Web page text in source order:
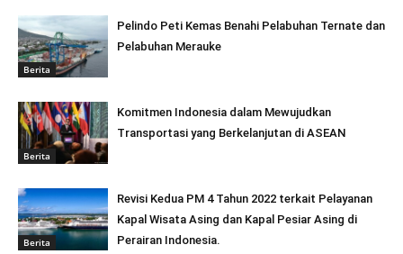
Berita
Pelindo Peti Kemas Benahi Pelabuhan Ternate dan
Pelabuhan Merauke
Berita
Komitmen Indonesia dalam Mewujudkan
Transportasi yang Berkelanjutan di ASEAN
Berita
Revisi Kedua PM 4 Tahun 2022 terkait Pelayanan
Kapal Wisata Asing dan Kapal Pesiar Asing di
Perairan Indonesia.